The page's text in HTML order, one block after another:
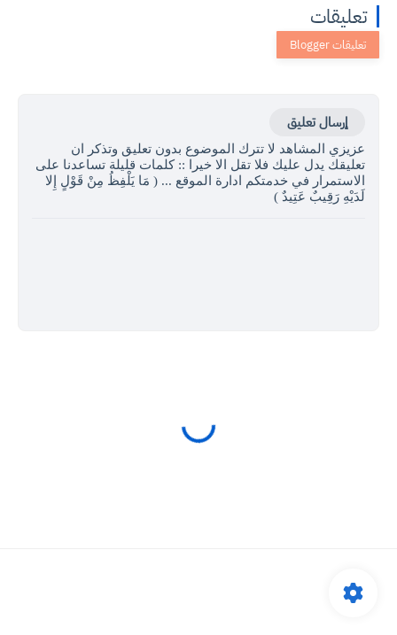
تعليقات
إرسال تعليق
عزيزي المشاهد لا تترك الموضوع بدون تعليق وتذكر ان
تعليقك يدل عليك فلا تقل الا خيرا :: كلمات قليلة تساعدنا على
الاستمرار في خدمتكم ادارة الموقع ... ( مَا يَلْفِظُ مِنْ قَوْلٍ إِلا
لَدَيْهِ رَقِيبٌ عَتِيدٌ )